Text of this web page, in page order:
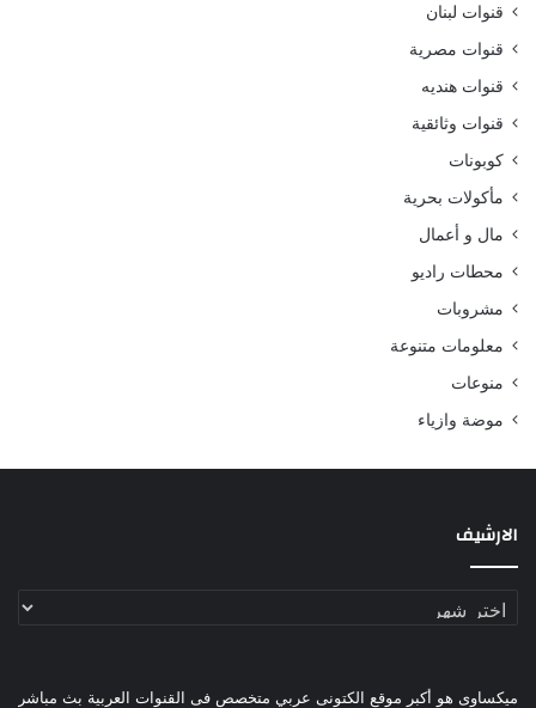
قنوات لبنان
قنوات مصرية
قنوات هنديه
قنوات وثائقية
كوبونات
مأكولات بحرية
مال و أعمال
محطات راديو
مشروبات
معلومات متنوعة
منوعات
موضة وازياء
الارشيف
الارشيف
ميكساوى هو أكبر موقع الكتونى عربي متخصص فى القنوات العربية بث مباشر